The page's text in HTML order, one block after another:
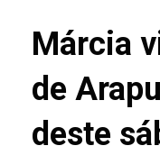
Márcia
de
deste